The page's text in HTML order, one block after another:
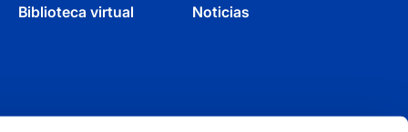
Biblioteca virtual Noticias